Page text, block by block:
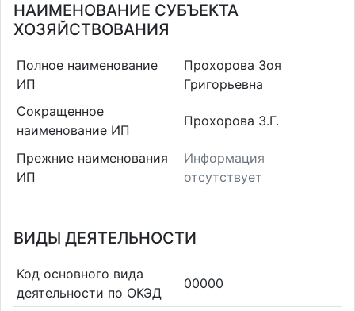
НАИМЕНОВАНИЕ СУБЪЕКТА
ХОЗЯЙСТВОВАНИЯ
Полное наименование
ИП
Прохорова Зоя
Григорьевна
Сокращенное
наименование ИП
Прохорова З.Г.
Прежние наименования
ИП
Информация
отсутствует
ВИДЫ ДЕЯТЕЛЬНОСТИ
Код основного вида
деятельности по ОКЭД
00000